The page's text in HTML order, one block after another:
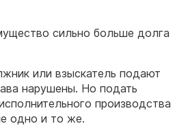
сильно больше долга
или взыскатель подают
нарушены. Но подать
производства
одно и то же.